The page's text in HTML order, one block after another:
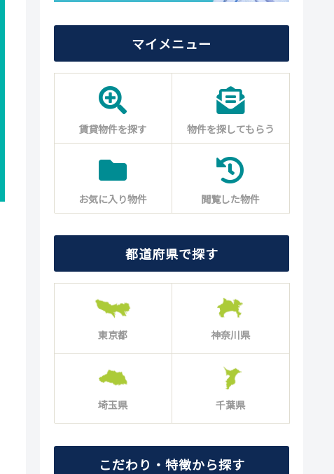
マイメニュー
賃貸物件を探す 物件を探してもらう
お気に入り物件 閲覧した物件
都道府県で探す
東京都 神奈川県
埼玉県 千葉県
こだわり・特徴から探す